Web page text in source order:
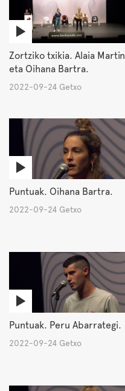
Zortziko txikia. Alaia Martin
eta Oihana Bartra.
2022-09-24 Getxo
Puntuak. Oihana Bartra.
2022-09-24 Getxo
Puntuak. Peru Abarrategi.
2022-09-24 Getxo